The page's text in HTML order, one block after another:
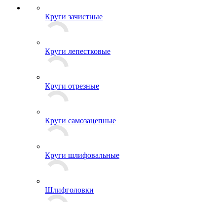
Круги зачистные
Круги лепестковые
Круги отрезные
Круги самозацепные
Круги шлифовальные
Шлифголовки